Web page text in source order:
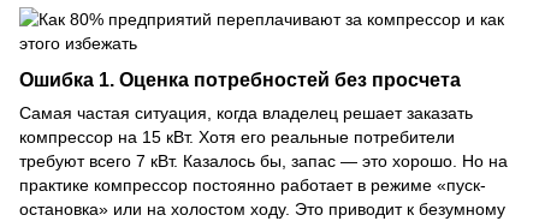
Ошибка 1. Оценка потребностей без просчета
Самая частая ситуация, когда владелец решает заказать
компрессор на 15 кВт. Хотя его реальные потребители
требуют всего 7 кВт. Казалось бы, запас — это хорошо. Но на
практике компрессор постоянно работает в режиме «пуск-
остановка» или на холостом ходу. Это приводит к безумному